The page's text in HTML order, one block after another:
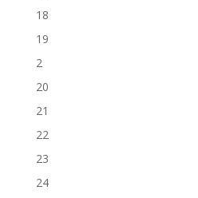
18
19
2
20
21
22
23
24